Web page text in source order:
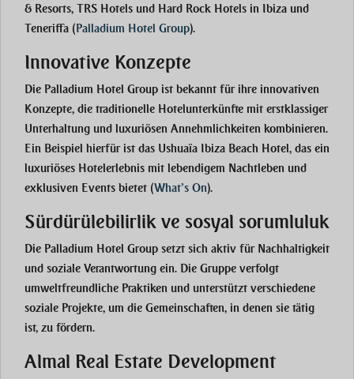
& Resorts, TRS Hotels und Hard Rock Hotels in Ibiza und
Teneriffa​ (Palladium Hotel Group).
Innovative Konzepte
Die Palladium Hotel Group ist bekannt für ihre innovativen
Konzepte, die traditionelle Hotelunterkünfte mit erstklassiger
Unterhaltung und luxuriösen Annehmlichkeiten kombinieren.
Ein Beispiel hierfür ist das Ushuaïa Ibiza Beach Hotel, das ein
luxuriöses Hotelerlebnis mit lebendigem Nachtleben und
exklusiven Events bietet​ (What’s On).
Sürdürülebilirlik ve sosyal sorumluluk
Die Palladium Hotel Group setzt sich aktiv für Nachhaltigkeit
und soziale Verantwortung ein. Die Gruppe verfolgt
umweltfreundliche Praktiken und unterstützt verschiedene
soziale Projekte, um die Gemeinschaften, in denen sie tätig
ist, zu fördern​.
Almal Real Estate Development